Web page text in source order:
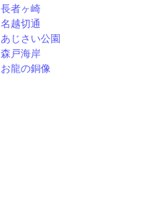
長者ヶ崎
名越切通
あじさい公園
森戸海岸
お龍の銅像